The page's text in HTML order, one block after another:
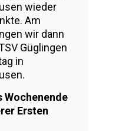
wieder
Am
wir dann
Güglingen
in
Wochenende
Ersten